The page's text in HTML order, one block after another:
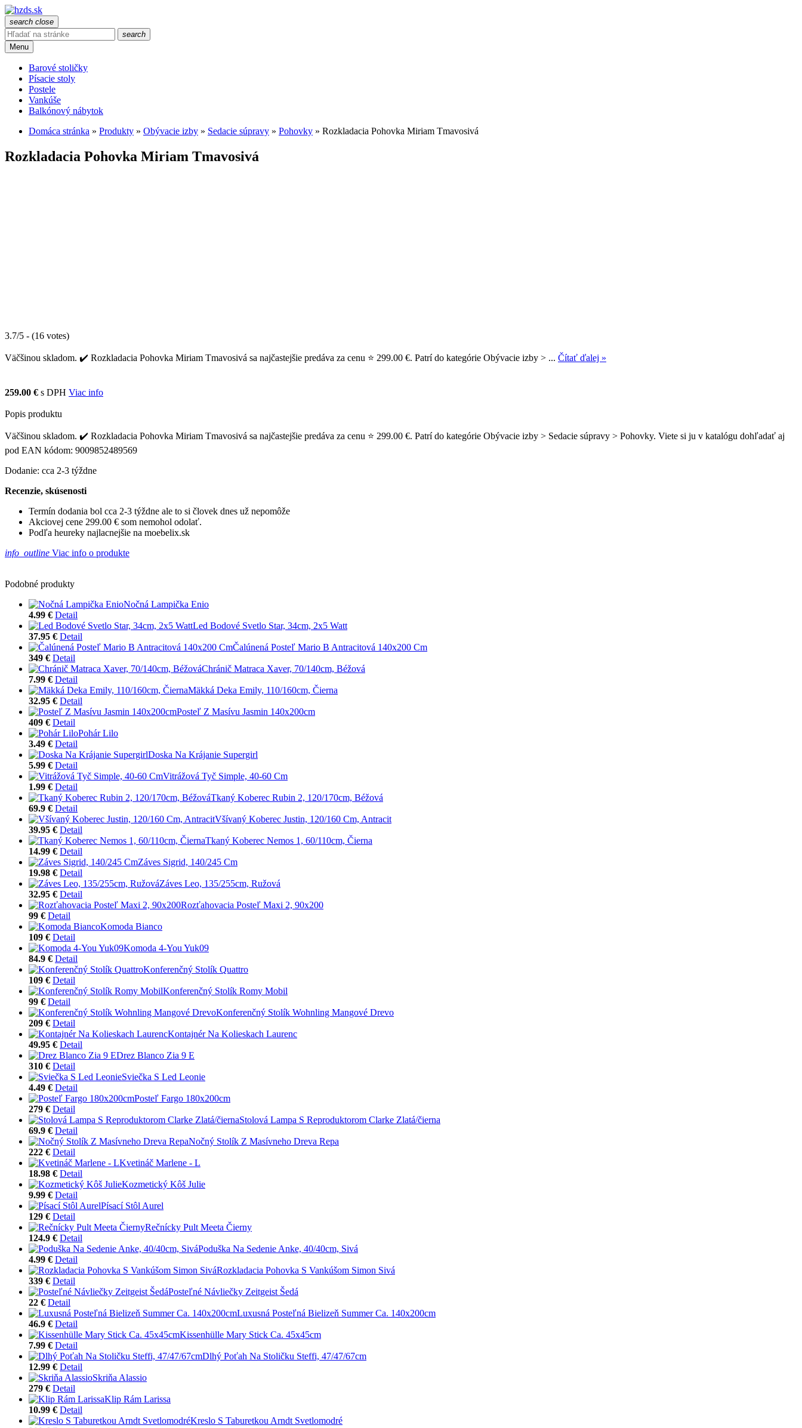
search close
search
Menu
Barové stoličky
Písacie stoly
Postele
Vankúše
Balkónový nábytok
Domáca stránka » Produkty » Obývacie izby » Sedacie súpravy » Pohovky » Rozkladacia Pohovka Miriam Tmavosivá
Rozkladacia Pohovka Miriam Tmavosivá
3.7/5 - (16 votes)
Väčšinou skladom. ✔️ Rozkladacia Pohovka Miriam Tmavosivá sa najčastejšie predáva za cenu ⭐ 299.00 €. Patrí do kategórie Obývacie izby > ... Čítať ďalej »
259.00 € s DPH Viac info
Popis produktu
Väčšinou skladom. ✔️ Rozkladacia Pohovka Miriam Tmavosivá sa najčastejšie predáva za cenu ⭐ 299.00 €. Patrí do kategórie Obývacie izby > Sedacie súpravy > Pohovky. Viete si ju v katalógu dohľadať aj
pod EAN kódom: 9009852489569
Dodanie: cca 2-3 týždne
Recenzie, skúsenosti
Termín dodania bol cca 2-3 týždne ale to si človek dnes už nepomôže
Akciovej cene 299.00 € som nemohol odolať.
Podľa heureky najlacnejšie na moebelix.sk
info_outline Viac info o produkte
Podobné produkty
Nočná Lampička Enio
4.99 € Detail
Led Bodové Svetlo Star, 34cm, 2x5 Watt
37.95 € Detail
Čalúnená Posteľ Mario B Antracitová 140x200 Cm
349 € Detail
Chránič Matraca Xaver, 70/140cm, Béžová
7.99 € Detail
Mäkká Deka Emily, 110/160cm, Čierna
32.95 € Detail
Posteľ Z Masívu Jasmin 140x200cm
409 € Detail
Pohár Lilo
3.49 € Detail
Doska Na Krájanie Supergirl
5.99 € Detail
Vitrážová Tyč Simple, 40-60 Cm
1.99 € Detail
Tkaný Koberec Rubin 2, 120/170cm, Béžová
69.9 € Detail
Všívaný Koberec Justin, 120/160 Cm, Antracit
39.95 € Detail
Tkaný Koberec Nemos 1, 60/110cm, Čierna
14.99 € Detail
Záves Sigrid, 140/245 Cm
19.98 € Detail
Záves Leo, 135/255cm, Ružová
32.95 € Detail
Rozťahovacia Posteľ Maxi 2, 90x200
99 € Detail
Komoda Bianco
109 € Detail
Komoda 4-You Yuk09
84.9 € Detail
Konferenčný Stolík Quattro
109 € Detail
Konferenčný Stolík Romy Mobil
99 € Detail
Konferenčný Stolík Wohnling Mangové Drevo
209 € Detail
Kontajnér Na Kolieskach Laurenc
49.95 € Detail
Drez Blanco Zia 9 E
310 € Detail
Sviečka S Led Leonie
4.49 € Detail
Posteľ Fargo 180x200cm
279 € Detail
Stolová Lampa S Reproduktorom Clarke Zlatá/čierna
69.9 € Detail
Nočný Stolík Z Masívneho Dreva Repa
222 € Detail
Kvetináč Marlene - L
18.98 € Detail
Kozmetický Kôš Julie
9.99 € Detail
Písací Stôl Aurel
129 € Detail
Rečnícky Pult Meeta Čierny
124.9 € Detail
Poduška Na Sedenie Anke, 40/40cm, Sivá
4.99 € Detail
Rozkladacia Pohovka S Vankúšom Simon Sivá
339 € Detail
Posteľné Návliečky Zeitgeist Šedá
22 € Detail
Luxusná Posteľná Bielizeň Summer Ca. 140x200cm
46.9 € Detail
Kissenhülle Mary Stick Ca. 45x45cm
7.99 € Detail
Dlhý Poťah Na Stoličku Steffi, 47/47/67cm
12.99 € Detail
Skriňa Alassio
279 € Detail
Klip Rám Larissa
10.99 € Detail
Kreslo S Taburetkou Arndt Svetlomodré